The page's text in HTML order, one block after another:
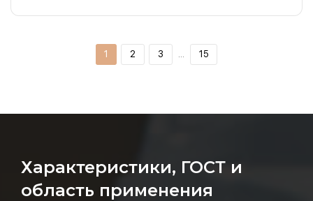
1 2 3 … 15
Характеристики, ГОСТ и
область применения